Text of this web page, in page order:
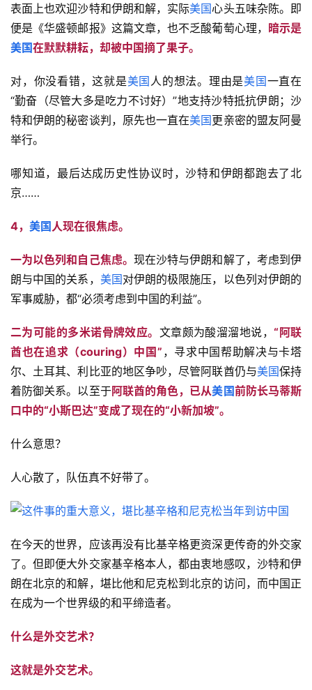
表面上也欢迎沙特和伊朗和解，实际美国心头五味杂陈。即
便是《华盛顿邮报》这篇文章，也不乏酸葡萄心理， 暗示是
美国在默默耕耘，却被中国摘了果子。
对，你没看错，这就是美国 人的想法。理由是美国一直在
“勤奋（尽管大多是吃力不讨好）”地支持沙特抵抗伊朗；沙
特和伊朗的秘密谈判，原先也一直在美国更亲密的盟友阿曼
举行。
哪知道，最后达成历史性协议时，沙特和伊朗都跑去了北
京……
4， 美国 人现在很焦虑。
一为以色列和自己焦虑。 现在沙特与伊朗和解了，考虑到伊
朗与中国的关系， 美国对伊朗的极限施压，以色列对伊朗的
军事威胁，都“必须考虑到中国的利益”。
二为可能的多米诺骨牌效应。 文章颇为酸溜溜地说，“阿联
酋也在追求（couring）中国” ，寻求中国帮助解决与卡塔
尔、土耳其、利比亚的地区争吵，尽管阿联酋仍与美国保持
着防御关系。以至于阿联酋的角色，已从美国前防长马蒂斯
口中的“小斯巴达”变成了现在的“小新加坡”。
什么意思？
人心散了，队伍真不好带了。
在今天的世界，应该再没有比基辛格更资深更传奇的外交家
了。但即便大外交家基辛格本人，都由衷地感叹，沙特和伊
朗在北京的和解，堪比他和尼克松到北京的访问，而中国正
在成为一个世界级的和平缔造者。
什么是外交艺术？
这就是外交艺术。